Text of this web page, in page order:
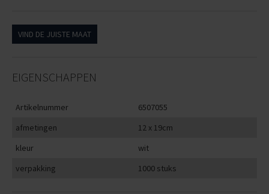
VIND DE JUISTE MAAT
EIGENSCHAPPEN
Artikelnummer
6507055
afmetingen
12 x 19cm
kleur
wit
verpakking
1000 stuks